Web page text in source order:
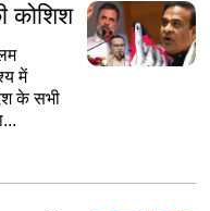
कोशिश
में
के सभी